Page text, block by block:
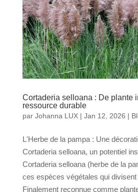
Cortaderia selloana : De plante
ressource durable
par Johanna LUX| Jan 12, 2026 |
L'Herbe de la pampa : Une
Cortaderia selloana, un potentiel
Cortaderia selloana (herbe de la
ces espèces végétales qui divisent
Finalement reconnue comme